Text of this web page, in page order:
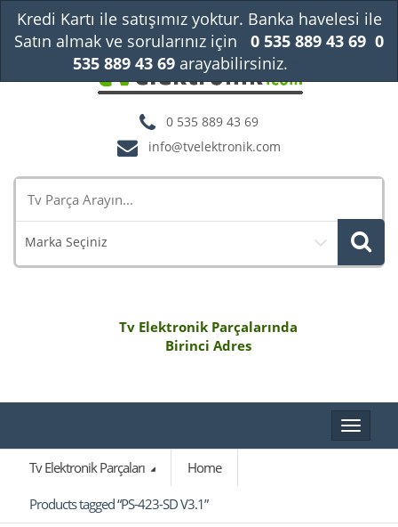
0 535 889 43 69
info@tvelektronik.com
Marka Seçiniz
Tv Elektronik Parçalarında
Birinci Adres
Toggle
Tv Elektronik Parçaları
Home
Products tagged “PS-423-SD V3.1”
Kredi Kartı ile satışımız yoktur. Banka havelesi ile
Satın almak ve sorularınız için
0 535 889 43 69 0
535 889 43 69arayabilirsiniz.